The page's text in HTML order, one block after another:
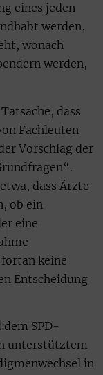
eines jeden
werden,
wonach
werden,
dass
Fachleuten
Vorschlag der
dass Ärzte
ob ein
eine
keine
Entscheidung
SPD-
unterstütztem
in